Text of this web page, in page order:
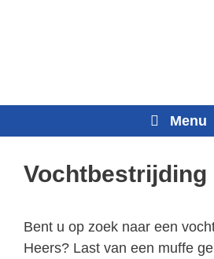
Menu
Vochtbestrijding
Bent u op zoek naar een
Heers? Last van een muffe